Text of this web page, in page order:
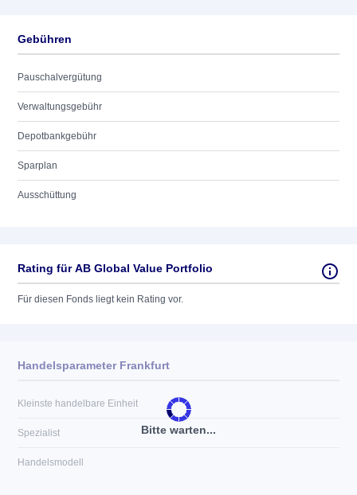
Gebühren
Pauschalvergütung
Verwaltungsgebühr
Depotbankgebühr
Sparplan
Ausschüttung
Rating für AB Global Value Portfolio
Für diesen Fonds liegt kein Rating vor.
Bitte warten...
Handelsparameter Frankfurt
Kleinste handelbare Einheit
Spezialist
Handelsmodell